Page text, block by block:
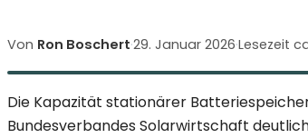
Von Ron Boschert·29. Januar 2026·Lesezeit
Die Kapazität stationärer
Bundesverbandes Solarwirtschaft